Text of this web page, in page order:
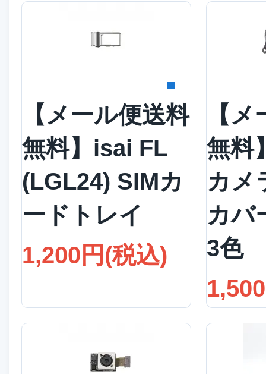
【メール便送料
無料】isai FL
(LGL24) SIMカ
ードトレイ
1,200円(税込)
【
無料
カメ
カバ
3色